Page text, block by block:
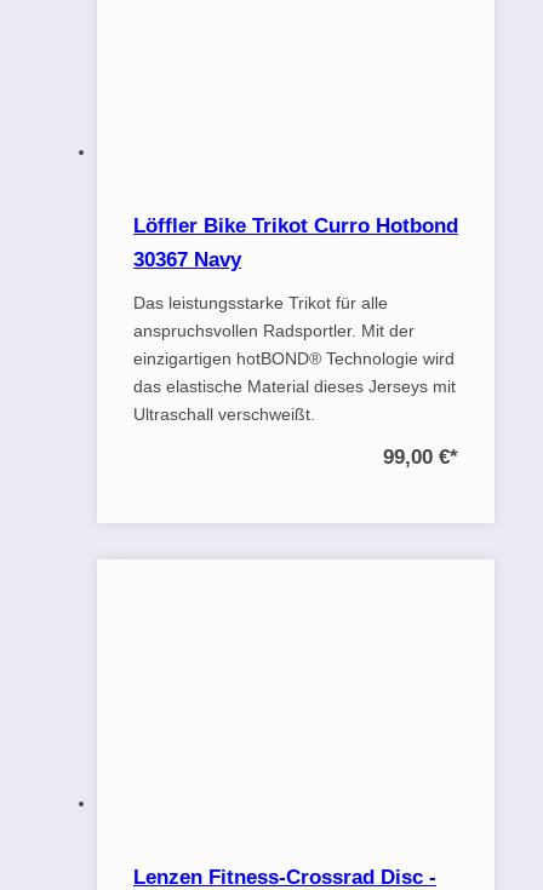
Löffler Bike Trikot Curro Hotbond
30367 Navy
Das leistungsstarke Trikot für alle
anspruchsvollen Radsportler. Mit der
einzigartigen hotBOND® Technologie wird
das elastische Material dieses Jerseys mit
Ultraschall verschweißt.
99,00 €*
Lenzen Fitness-Crossrad Disc -